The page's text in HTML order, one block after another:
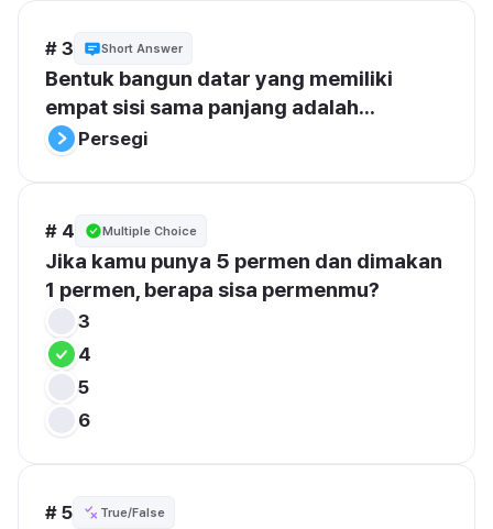
# 3 Short Answer
Bentuk bangun datar yang memiliki
empat sisi sama panjang adalah...
Persegi
# 4 Multiple Choice
Jika kamu punya 5 permen dan dimakan
1 permen, berapa sisa permenmu?
3
4
5
6
# 5 True/False